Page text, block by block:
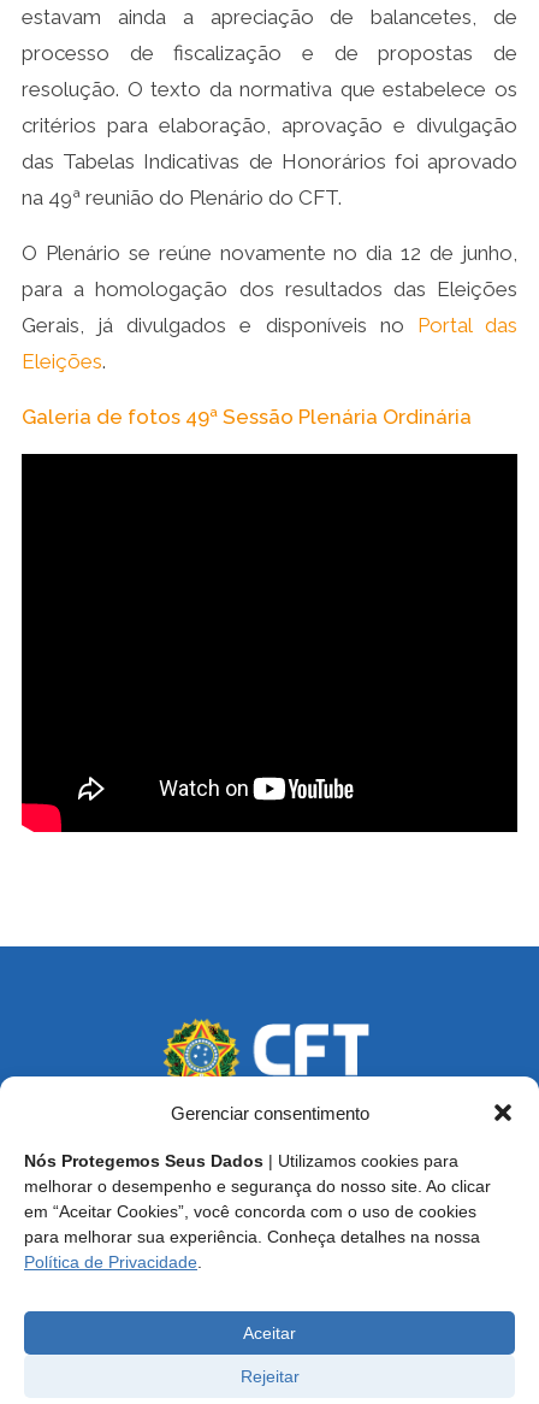
Gerenciar consentimento
Nós Protegemos Seus Dados | Utilizamos cookies para
melhorar o desempenho e segurança do nosso site. Ao clicar
em “Aceitar Cookies”, você concorda com o uso de cookies
para melhorar sua experiência. Conheça detalhes na nossa
Política de Privacidade
Aceitar
Rejeitar
estavam ainda a apreciação de balancetes, de
processo de fiscalização e de propostas de
resolução. O texto da normativa que estabelece os
critérios para elaboração, aprovação e divulgação
das Tabelas Indicativas de Honorários foi aprovado
na 49ª reunião do Plenário do CFT.
O Plenário se reúne novamente no dia 12 de junho,
para a homologação dos resultados das Eleições
Gerais, já divulgados e disponíveis no Portal das
Eleições.
Galeria de fotos 49ª Sessão Plenária Ordinária
Endereço: SCS, Quadra 02, Bloco D, Ed. Oscar Niemeyer,
9º Andar CEP 70.316-900 - Brasília/DF
Central de Atendimento ao Técnico:0800 016-1515